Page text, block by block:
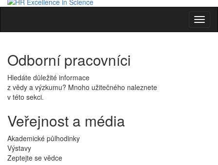
Odborní pracovníci
Hledáte důležité informace
z vědy a výzkumu? Mnoho užitečného naleznete
v této sekci.
Veřejnost a média
Akademické půlhodinky
Výstavy
Zeptejte se vědce